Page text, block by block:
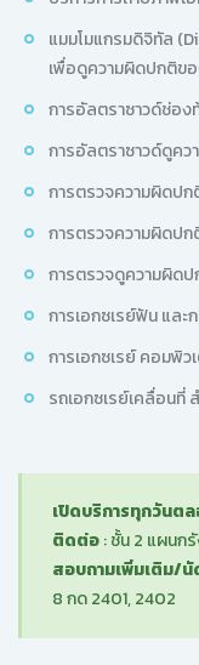
แมมโมแกรมดิจิทัล
เพื่อดูความผิดปกติข
การอัลตราซาวด์ช่อ
การอัลตราซาวด์ดูค
การตรวจความผิดป
การตรวจความผิดปก
การตรวจดูความผิดป
การเอกซเรย์ฟัน และ
การเอกซเรย์ คอมพิว
รถเอกซเรย์เคลื่อน
เปิดบริการทุกวันต
ติดต่อ: ชั้น 2 แผนก
สอบถามเพิ่มเติม/
8 กด 2401, 2402